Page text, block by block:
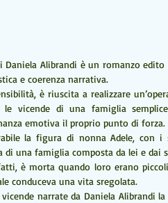
Daniela Alibrandi è un romanzo
e coerenza narrativa.
è riuscita a realizzare
le vicende di una famiglia
emotiva il proprio punto di forza.
la figura di nonna Adele, con
di una famiglia composta da lei e
è morta quando loro erano
conduceva una vita sregolata.
narrate da Daniela Alibrandi